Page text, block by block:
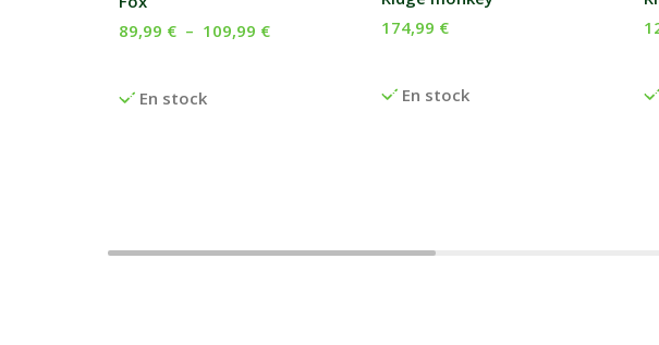
En stock
89,99 € – 109,99 €
En stock
174,99 €